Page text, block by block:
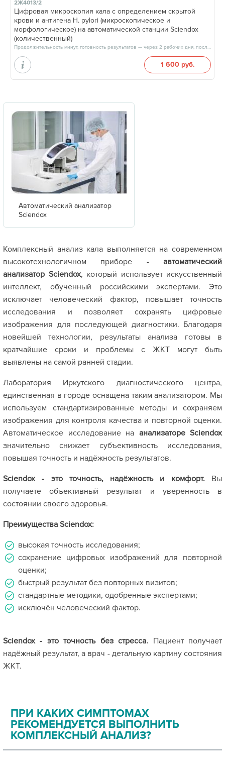
2Ж4013/2
Цифровая микроскопия кала с определением скрытой
крови и антигена H. pylori (микроскопическое и
морфологическое) на автоматической станции Sciendox
(количественный)
Продолжительность минут, готовность результатов — через 2 рабочих дня, после 17:00
1 600 руб.
Автоматический анализатор
Sciendox
Комплексный анализ кала выполняется на современном
высокотехнологичном приборе - автоматический
анализатор Sciendox, который использует искусственный
интеллект, обученный российскими экспертами. Это
исключает человеческий фактор, повышает точность
исследования и позволяет сохранять цифровые
изображения для последующей диагностики. Благодаря
новейшей технологии, результаты анализа готовы в
кратчайшие сроки и проблемы с ЖКТ могут быть
выявлены на самой ранней стадии.
Лаборатория Иркутского диагностического центра,
единственная в городе оснащена таким анализатором. Мы
используем стандартизированные методы и сохраняем
изображения для контроля качества и повторной оценки.
Автоматическое исследование на анализаторе Sciendox
значительно снижает субъективность исследования,
повышая точность и надёжность результатов.
Sciendox - это точность, надёжность и комфорт.Вы
получаете объективный результат и уверенность в
состоянии своего здоровья.
Преимущества Sciendox:
высокая точность исследования;
сохранение цифровых изображений для повторной
оценки;
быстрый результат без повторных визитов;
стандартные методики, одобренные экспертами;
исключён человеческий фактор.
Sciendox - это точность без стресса. Пациент получает
надёжный результат, а врач - детальную картину состояния
ЖКТ.
ПРИ КАКИХ СИМПТОМАХ
РЕКОМЕНДУЕТСЯ ВЫПОЛНИТЬ
КОМПЛЕКСНЫЙ АНАЛИЗ?